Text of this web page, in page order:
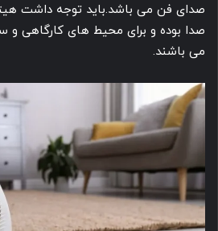
صدای فن می باشد.باید توجه داشت
صدا بوده و برای محیط های کارگاهی
می باشند.